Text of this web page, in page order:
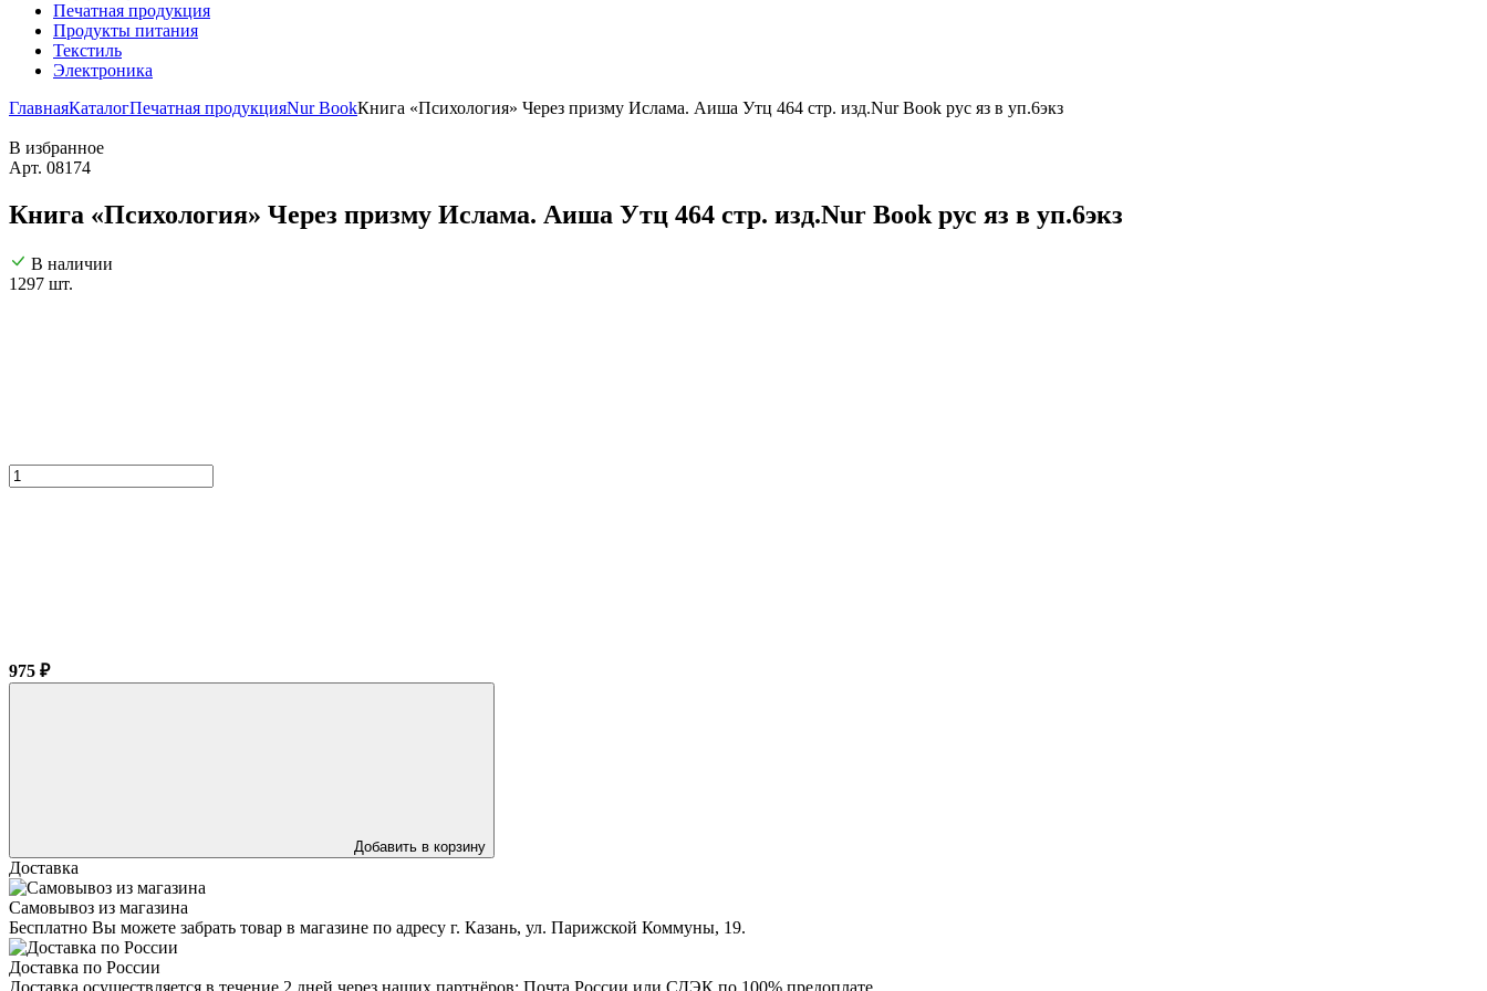
Печатная продукция
Продукты питания
Текстиль
Электроника
ГлавнаяКаталогПечатная продукцияNur BookКнига «Психология» Через призму Ислама. Аиша Утц 464 стр. изд.Nur Book рус яз в уп.6экз
В избранное
Арт. 08174
Книга «Психология» Через призму Ислама. Аиша Утц 464 стр. изд.Nur Book рус яз в уп.6экз
В наличии
1297 шт.
975 ₽
Добавить в корзину
Доставка
Самовывоз из магазина
Бесплатно Вы можете забрать товар в магазине по адресу г. Казань, ул. Парижской Коммуны, 19.
Доставка по России
Доставка осуществляется в течение 2 дней через наших партнёров: Почта России или СДЭК по 100% предоплате.